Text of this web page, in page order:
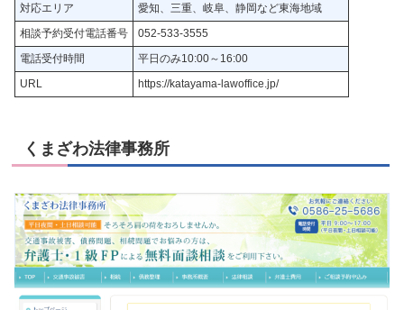
対応エリア
愛知、三重、岐阜、静岡など東海地域
相談予約受付電話番号
052-533-3555
電話受付時間
平日のみ10:00～16:00
URL
https://katayama-lawoffice.jp/
くまざわ法律事務所